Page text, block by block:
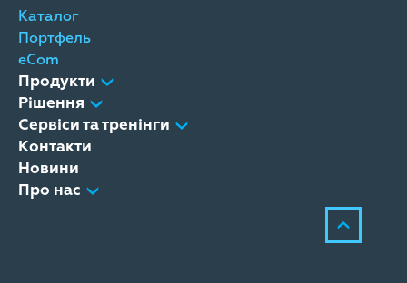
Каталог
Портфель
eCom
Продукти
Рішення
Сервіси та тренінги
Контакти
Новини
Про нас